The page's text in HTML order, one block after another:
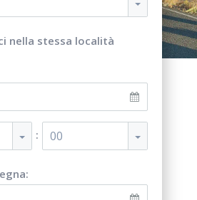
nella stessa località
: 00